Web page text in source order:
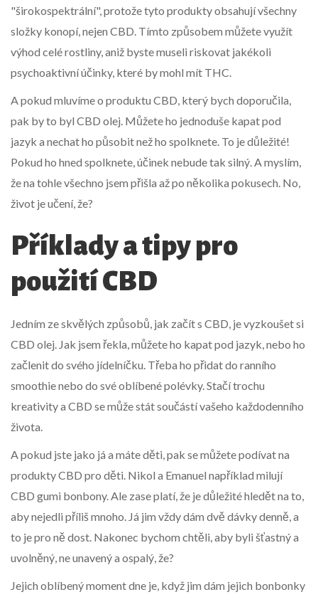
"širokospektrální", protože tyto produkty obsahují všechny
složky konopí, nejen CBD. Tímto způsobem můžete využít
výhod celé rostliny, aniž byste museli riskovat jakékoli
psychoaktivní účinky, které by mohl mít THC.
A pokud mluvíme o produktu CBD, který bych doporučila,
pak by to byl CBD olej. Můžete ho jednoduše kapat pod
jazyk a nechat ho působit než ho spolknete. To je důležité!
Pokud ho hned spolknete, účinek nebude tak silný. A myslím,
že na tohle všechno jsem přišla až po několika pokusech. No,
život je učení, že?
Příklady a tipy pro
použití CBD
Jedním ze skvělých způsobů, jak začít s CBD, je vyzkoušet si
CBD olej. Jak jsem řekla, můžete ho kapat pod jazyk, nebo ho
začlenit do svého jídelníčku. Třeba ho přidat do ranního
smoothie nebo do své oblíbené polévky. Stačí trochu
kreativity a CBD se může stát součástí vašeho každodenního
života.
A pokud jste jako já a máte děti, pak se můžete podívat na
produkty CBD pro děti. Nikol a Emanuel například milují
CBD gumi bonbony. Ale zase platí, že je důležité hledět na to,
aby nejedli příliš mnoho. Já jim vždy dám dvě dávky denně, a
to je pro ně dost. Nakonec bychom chtěli, aby byli šťastný a
uvolněný, ne unavený a ospalý, že?
Jejich oblíbený moment dne je, když jim dám jejich bonbonky